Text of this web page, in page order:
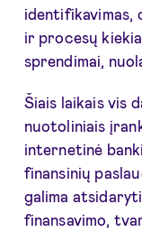
identifikavimas,
ir procesų
sprendimai,
Šiais laikais vis
nuotoliniais
internetinė
finansinių
galima
finansavimo,